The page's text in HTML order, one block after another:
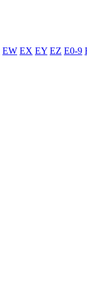
EW EX EY EZ E0-9